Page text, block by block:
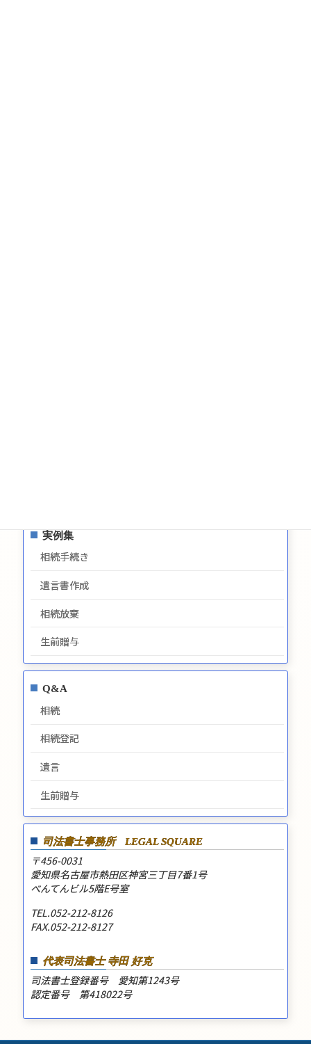
実例集
相続手続き
遺言書作成
相続放棄
生前贈与
Q&A
相続
相続登記
遺言
生前贈与
司法書士事務所 LEGAL SQUARE
〒456-0031
愛知県名古屋市熱田区神宮三丁目7番1号
べんてんビル5階E号室
TEL.052-212-8126
FAX.052-212-8127
代表司法書士 寺田 好克
司法書士登録番号 愛知第1243号
認定番号 第418022号